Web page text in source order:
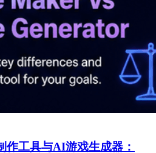
工具与AI游戏生成器：